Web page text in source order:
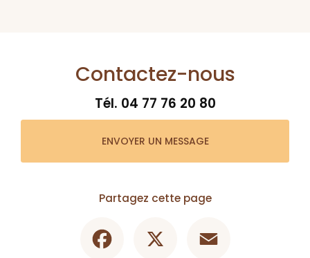
Contactez-nous
Tél. 04 77 76 20 80
ENVOYER UN MESSAGE
Partagez cette page